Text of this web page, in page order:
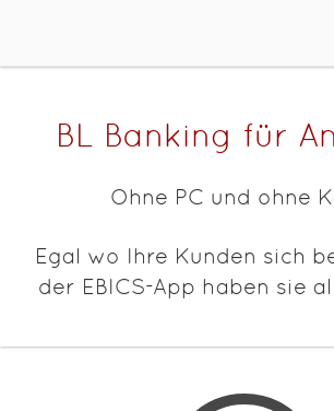
BL Banking für
Ohne PC und ohne
Egal wo Ihre Kunden sich
der EBICS-App haben sie